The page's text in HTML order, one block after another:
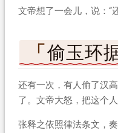
文帝想了一会儿，说：“
偷玉环
还有一次，有人偷了汉
了。文帝大怒，把这个人
张释之依照律法条文，